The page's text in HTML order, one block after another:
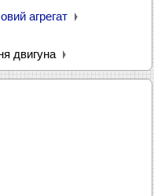
агрегат
двигуна